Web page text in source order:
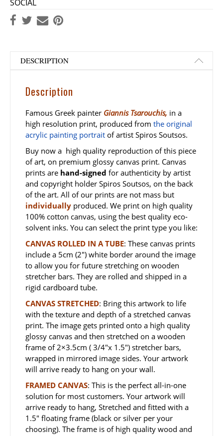
SOCIAL
DESCRIPTION
Description
Famous Greek painter Giannis Tsarouchis, in a
high resolution print, produced from the original
acrylic painting portrait of artist Spiros Soutsos.
Buy now a high quality reproduction of this piece
of art, on premium glossy canvas print. Canvas
prints are hand-signed for authenticity by artist
and copyright holder Spiros Soutsos, on the back
of the art. All of our prints are not mass but
individually produced. We print on high quality
100% cotton canvas, using the best quality eco-
solvent inks. You can select the print type you like:
CANVAS ROLLED IN A TUBE: These canvas prints
include a 5cm (2″) white border around the image
to allow you for future stretching on wooden
stretcher bars. They are rolled and shipped in a
rigid cardboard tube.
CANVAS STRETCHED: Bring this artwork to life
with the texture and depth of a stretched canvas
print. The image gets printed onto a high quality
glossy canvas and then stretched on a wooden
frame of 2×3.5cm ( 3/4″x 1.5″) stretcher bars,
wrapped in mirrored image sides. Your artwork
will arrive ready to hang on your wall.
FRAMED CANVAS: This is the perfect all-in-one
solution for most customers. Your artwork will
arrive ready to hang, Stretched and fitted with a
1.5″ floating frame (black or silver per your
choosing). The frame is of high quality wood and